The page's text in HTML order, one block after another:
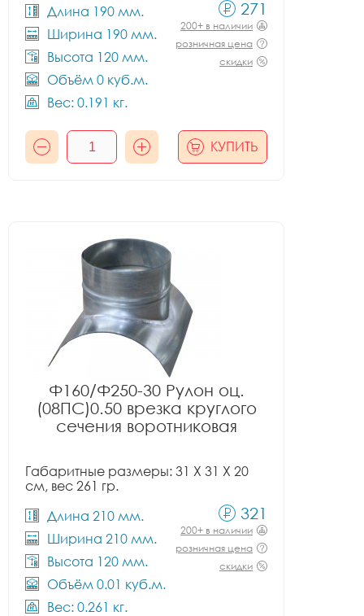
Длина 190 мм.
Ширина 190 мм.
Высота 120 мм.
Объём 0 куб.м.
Вес: 0.191 кг.
271
200+ в наличии
розничная цена
скидки
КУПИТЬ
Ф160/Ф250-30 Рулон оц.
(08ПС)0.50 врезка круглого
сечения воротниковая
Габаритные размеры: 31 X 31 X 20
см, вес 261 гр.
Длина 210 мм.
Ширина 210 мм.
Высота 120 мм.
Объём 0.01 куб.м.
Вес: 0.261 кг.
321
200+ в наличии
розничная цена
скидки